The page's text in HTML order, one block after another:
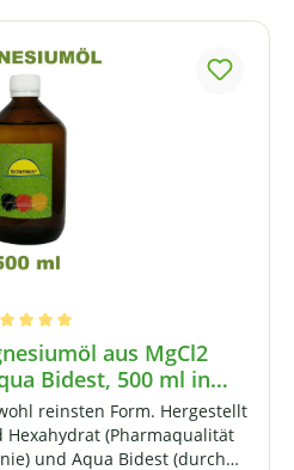
von 5 von 5 Sternen
aus MgCl2
Bidest, 500 ml in
reinsten Form. Hergestellt
(Pharmaqualität
und Aqua Bidest (durch